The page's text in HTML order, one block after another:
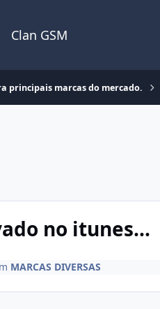
Clan GSM
principais marcas do mercado.
no itunes...
MARCAS DIVERSAS